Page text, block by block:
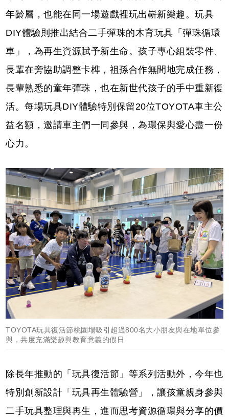
年齡層，也能在同一場遊戲裡玩出嶄新樂趣。玩具
DIY體驗則推出結合二手彈珠的木育玩具「彈珠循環
車」，為再生資源賦予新生命。孩子專心組裝零件、
長輩在旁協助調整卡榫，祖孫合作無間地完成任務，
長輩熟悉的童年彈珠，也在新世代孩子的手中重新復
活。每場玩具DIY體驗特別保留20位TOYOTA車主公
益名額，邀請車主們一同參與，為環保與愛心盡一份
心力。
TOYOTA玩具復活節桃園場吸引超過800名大小朋友與在地單位參
與，共度充滿樂趣與教育意義的假日
除長年推動的「玩具復活節」等系列活動外，今年也
特別創新設計「玩具再生體驗營」，讓孩童親身參與
二手玩具整理與再生，進而思考資源循環與分享的價